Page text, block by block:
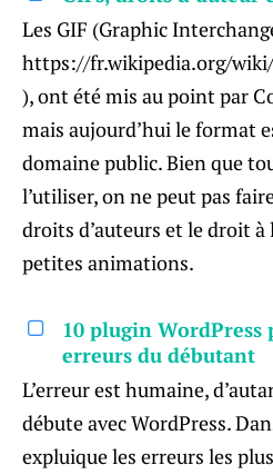
Les GIF (Graphic
https://fr.wikipedia.org/
), ont été mis au point par
mais aujourd’hui le format
domaine public. Bien que
l’utiliser, on ne peut pas
droits d’auteurs et le droit à
petites animations.
10 plugin
erreurs du débutant
L’erreur est humaine,
débute avec WordPress.
expluique les erreurs les